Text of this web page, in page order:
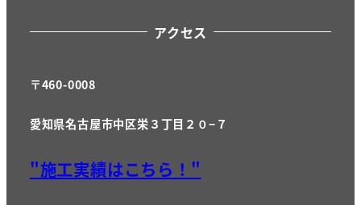
アクセス
〒460-0008
愛知県名古屋市中区栄３丁目２０−７
"施工実績はこちら！"